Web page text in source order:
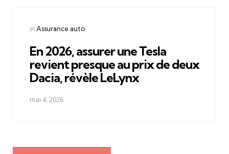
Posted
inAssurance auto
En 2026, assurer une Tesla
revient presque au prix de deux
Dacia, révèle LeLynx
mai 4, 2026